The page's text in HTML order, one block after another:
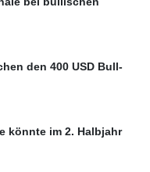
den 400 USD Bull-
könnte im 2. Halbjahr